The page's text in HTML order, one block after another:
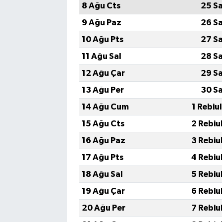
8 Ağu Cts
25
9 Ağu Paz
26
10 Ağu Pts
27
11 Ağu Sal
28
12 Ağu Çar
29
13 Ağu Per
30
14 Ağu Cum
1
15 Ağu Cts
2
16 Ağu Paz
3
17 Ağu Pts
4
18 Ağu Sal
5
19 Ağu Çar
6
20 Ağu Per
7